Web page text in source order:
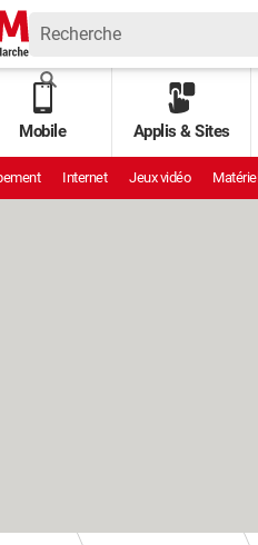
Mobile Applis & Sites
Internet Jeux vidéo Matériel